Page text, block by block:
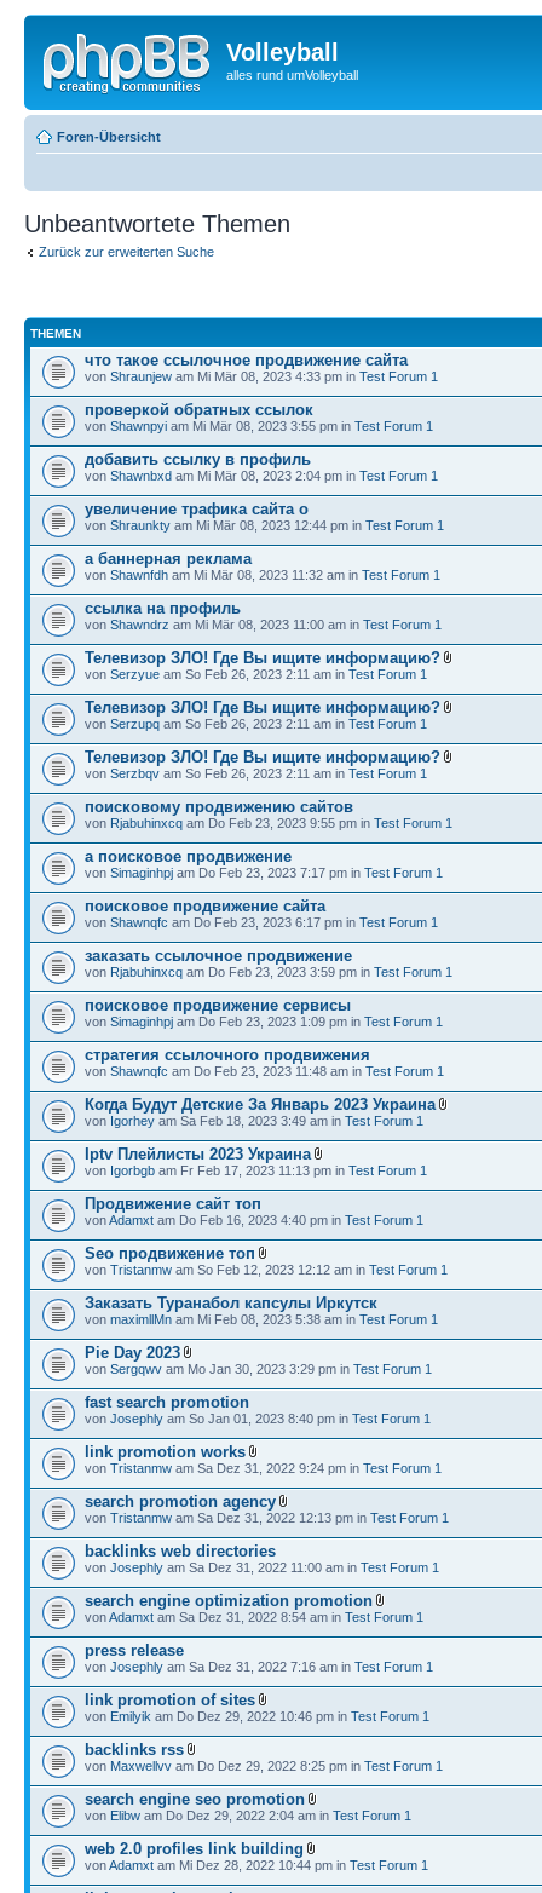
Volleyball
alles rund umVolleyball
Foren-Übersicht
Unbeantwortete Themen
Zurück zur erweiterten Suche
THEMEN
что такое ссылочное продвижение сайта
von Shraunjew am Mi Mär 08, 2023 4:33 pm in Test Forum 1
проверкой обратных ссылок
von Shawnpyi am Mi Mär 08, 2023 3:55 pm in Test Forum 1
добавить ссылку в профиль
von Shawnbxd am Mi Mär 08, 2023 2:04 pm in Test Forum 1
увеличение трафика сайта о
von Shraunkty am Mi Mär 08, 2023 12:44 pm in Test Forum 1
а баннерная реклама
von Shawnfdh am Mi Mär 08, 2023 11:32 am in Test Forum 1
ссылка на профиль
von Shawndrz am Mi Mär 08, 2023 11:00 am in Test Forum 1
Телевизор ЗЛО! Где Вы ищите информацию?
von Serzyue am So Feb 26, 2023 2:11 am in Test Forum 1
Телевизор ЗЛО! Где Вы ищите информацию?
von Serzupq am So Feb 26, 2023 2:11 am in Test Forum 1
Телевизор ЗЛО! Где Вы ищите информацию?
von Serzbqv am So Feb 26, 2023 2:11 am in Test Forum 1
поисковому продвижению сайтов
von Rjabuhinxcq am Do Feb 23, 2023 9:55 pm in Test Forum 1
а поисковое продвижение
von Simaginhpj am Do Feb 23, 2023 7:17 pm in Test Forum 1
поисковое продвижение сайта
von Shawnqfc am Do Feb 23, 2023 6:17 pm in Test Forum 1
заказать ссылочное продвижение
von Rjabuhinxcq am Do Feb 23, 2023 3:59 pm in Test Forum 1
поисковое продвижение сервисы
von Simaginhpj am Do Feb 23, 2023 1:09 pm in Test Forum 1
стратегия ссылочного продвижения
von Shawnqfc am Do Feb 23, 2023 11:48 am in Test Forum 1
Когда Будут Детские За Январь 2023 Украина
von Igorhey am Sa Feb 18, 2023 3:49 am in Test Forum 1
Iptv Плейлисты 2023 Украина
von Igorbgb am Fr Feb 17, 2023 11:13 pm in Test Forum 1
Продвижение сайт топ
vonAdamxt am Do Feb 16, 2023 4:40 pm in Test Forum 1
Seo продвижение топ
von Tristanmw am So Feb 12, 2023 12:12 am in Test Forum 1
Заказать Туранабол капсулы Иркутск
von maximllMn am Mi Feb 08, 2023 5:38 am in Test Forum 1
Pie Day 2023
von Sergqwv am Mo Jan 30, 2023 3:29 pm in Test Forum 1
fast search promotion
von Josephly am So Jan 01, 2023 8:40 pm in Test Forum 1
link promotion works
von Tristanmw am Sa Dez 31, 2022 9:24 pm in Test Forum 1
search promotion agency
von Tristanmw am Sa Dez 31, 2022 12:13 pm in Test Forum 1
backlinks web directories
von Josephly am Sa Dez 31, 2022 11:00 am in Test Forum 1
search engine optimization promotion
vonAdamxt am Sa Dez 31, 2022 8:54 am in Test Forum 1
press release
von Josephly am Sa Dez 31, 2022 7:16 am in Test Forum 1
link promotion of sites
von Emilyik am Do Dez 29, 2022 10:46 pm in Test Forum 1
backlinks rss
von Maxwellvv am Do Dez 29, 2022 8:25 pm in Test Forum 1
search engine seo promotion
von Elibw am Do Dez 29, 2022 2:04 am in Test Forum 1
web 2.0 profiles link building
vonAdamxt am Mi Dez 28, 2022 10:44 pm in Test Forum 1